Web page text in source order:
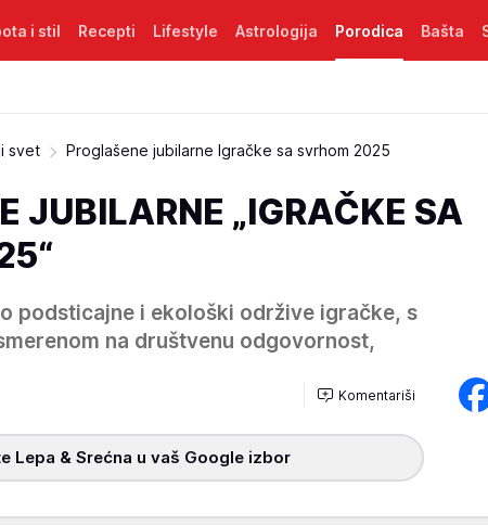
i stil Recepti Lifestyle Astrologija Porodica Bašta
svet Proglašene jubilarne Igračke sa svrhom 2025
JUBILARNE „IGRAČKE SA
podsticajne i ekološki održive igračke, s
na društvenu odgovornost,
Komentariši
Lepa & Srećna u vaš Google izbor